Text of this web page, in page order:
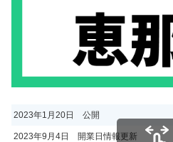
2023年1月20日 公開
2023年9月4日 開業日情報更新